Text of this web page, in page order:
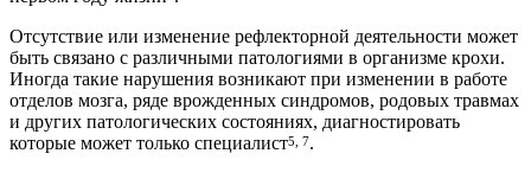
Отсутствие или изменение рефлекторной деятельности может
быть связано с различными патологиями в организме крохи.
Иногда такие нарушения возникают при изменении в работе
отделов мозга, ряде врожденных синдромов, родовых травмах
и других патологических состояниях, диагностировать
которые может только специалист5, 7.